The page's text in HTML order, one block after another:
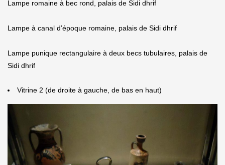
Lampe romaine à bec rond, palais de Sidi dhrif
Lampe à canal d’époque romaine, palais de Sidi dhrif
Lampe punique rectangulaire à deux becs tubulaires, palais de
Sidi dhrif
Vitrine 2 (de droite à gauche, de bas en haut)